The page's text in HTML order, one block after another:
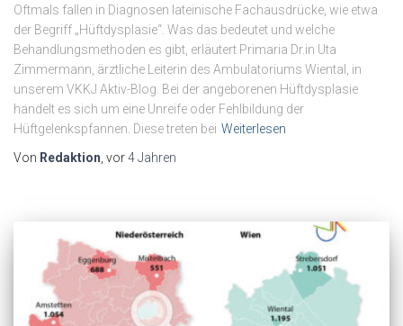
Oftmals fallen in Diagnosen lateinische Fachausdrücke, wie etwa
der Begriff „Hüftdysplasie“. Was das bedeutet und welche
Behandlungsmethoden es gibt, erläutert Primaria Dr.in Uta
Zimmermann, ärztliche Leiterin des Ambulatoriums Wiental, in
unserem VKKJ Aktiv-Blog. Bei der angeborenen Hüftdysplasie
handelt es sich um eine Unreife oder Fehlbildung der
Hüftgelenkspfannen. Diese treten bei Weiterlesen
Von Redaktion, vor4 Jahren